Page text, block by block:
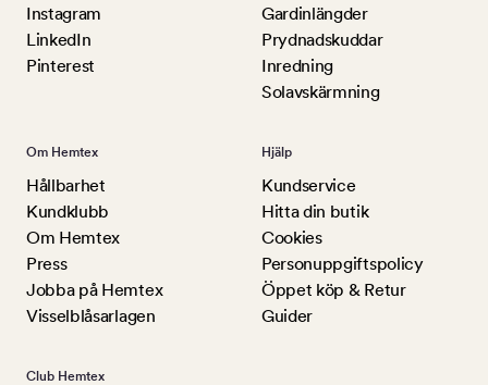
Instagram
LinkedIn
Pinterest
Gardinlängder
Prydnadskuddar
Inredning
Solavskärmning
Om Hemtex
Hållbarhet
Kundklubb
Om Hemtex
Press
Jobba på Hemtex
Visselblåsarlagen
Hjälp
Kundservice
Hitta din butik
Cookies
Personuppgiftspolicy
Öppet köp & Retur
Guider
Club Hemtex